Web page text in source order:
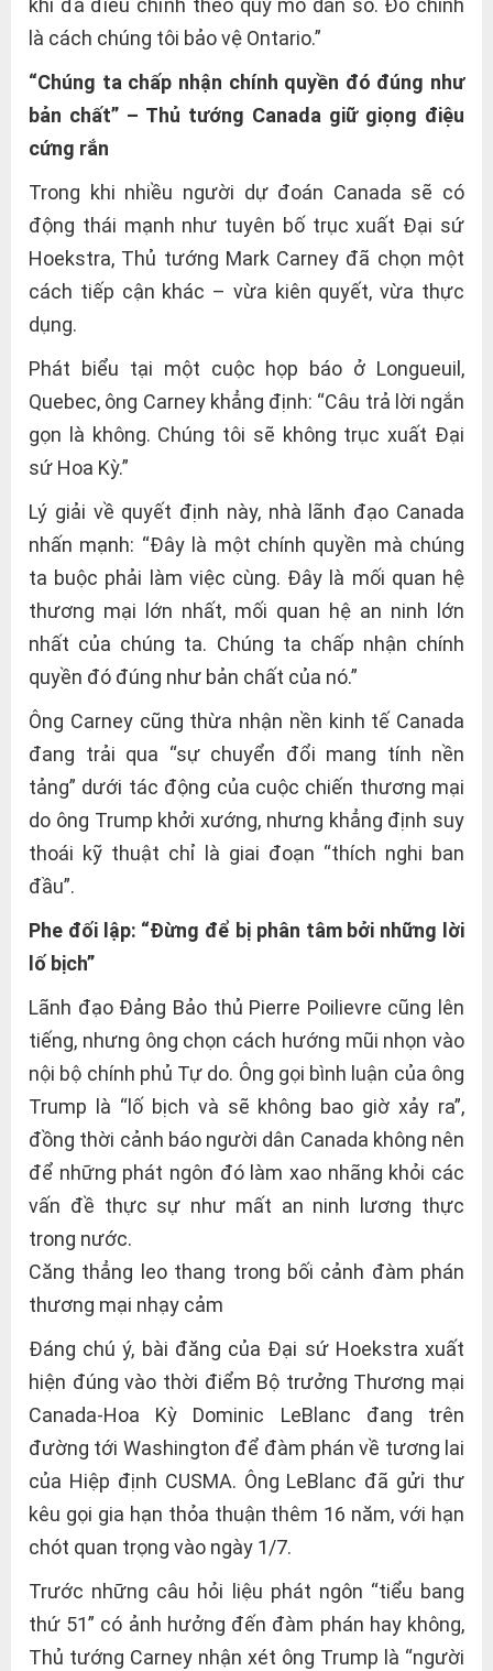
khi đã điều chỉnh theo quy mô dân số. Đó chính
là cách chúng tôi bảo vệ Ontario.”
“Chúng ta chấp nhận chính quyền đó đúng như
bản chất” – Thủ tướng Canada giữ giọng điệu
cứng rắn
Trong khi nhiều người dự đoán Canada sẽ có
động thái mạnh như tuyên bố trục xuất Đại sứ
Hoekstra, Thủ tướng Mark Carney đã chọn một
cách tiếp cận khác – vừa kiên quyết, vừa thực
dụng.
Phát biểu tại một cuộc họp báo ở Longueuil,
Quebec, ông Carney khẳng định: “Câu trả lời ngắn
gọn là không. Chúng tôi sẽ không trục xuất Đại
sứ Hoa Kỳ.”
Lý giải về quyết định này, nhà lãnh đạo Canada
nhấn mạnh: “Đây là một chính quyền mà chúng
ta buộc phải làm việc cùng. Đây là mối quan hệ
thương mại lớn nhất, mối quan hệ an ninh lớn
nhất của chúng ta. Chúng ta chấp nhận chính
quyền đó đúng như bản chất của nó.”
Ông Carney cũng thừa nhận nền kinh tế Canada
đang trải qua “sự chuyển đổi mang tính nền
tảng” dưới tác động của cuộc chiến thương mại
do ông Trump khởi xướng, nhưng khẳng định suy
thoái kỹ thuật chỉ là giai đoạn “thích nghi ban
đầu”.
Phe đối lập: “Đừng để bị phân tâm bởi những lời
lố bịch”
Lãnh đạo Đảng Bảo thủ Pierre Poilievre cũng lên
tiếng, nhưng ông chọn cách hướng mũi nhọn vào
nội bộ chính phủ Tự do. Ông gọi bình luận của ông
Trump là “lố bịch và sẽ không bao giờ xảy ra”,
đồng thời cảnh báo người dân Canada không nên
để những phát ngôn đó làm xao nhãng khỏi các
vấn đề thực sự như mất an ninh lương thực
trong nước.
Căng thẳng leo thang trong bối cảnh đàm phán
thương mại nhạy cảm
Đáng chú ý, bài đăng của Đại sứ Hoekstra xuất
hiện đúng vào thời điểm Bộ trưởng Thương mại
Canada-Hoa Kỳ Dominic LeBlanc đang trên
đường tới Washington để đàm phán về tương lai
của Hiệp định CUSMA. Ông LeBlanc đã gửi thư
kêu gọi gia hạn thỏa thuận thêm 16 năm, với hạn
chót quan trọng vào ngày 1/7.
Trước những câu hỏi liệu phát ngôn “tiểu bang
thứ 51” có ảnh hưởng đến đàm phán hay không,
Thủ tướng Carney nhận xét ông Trump là “người